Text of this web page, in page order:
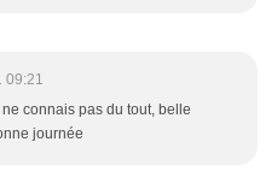
09:21
connais pas du tout, belle
journée